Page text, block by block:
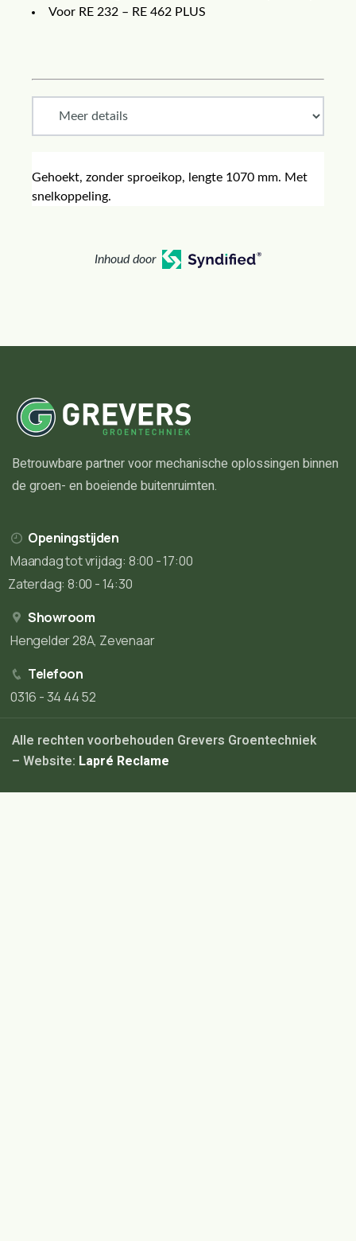
Voor RE 232 – RE 462 PLUS
Gehoekt, zonder sproeikop, lengte 1070 mm. Met
snelkoppeling.
Inhoud door
Betrouwbare partner voor mechanische oplossingen binnen
de groen- en boeiende buitenruimten.
Openingstijden
Maandag tot vrijdag: 8:00 - 17:00
Zaterdag: 8:00 - 14:30
Showroom
Hengelder 28A, Zevenaar
Telefoon
0316 - 34 44 52
Alle rechten voorbehouden Grevers Groentechniek
– Website: Lapré Reclame